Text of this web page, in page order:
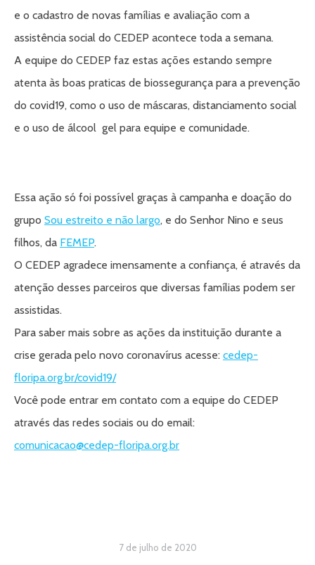
e o cadastro de novas famílias e avaliação com a
assistência social do CEDEP acontece toda a semana.
A equipe do CEDEP faz estas ações estando sempre
atenta às boas praticas de biossegurança para a prevenção
do covid19, como o uso de máscaras, distanciamento social
e o uso de álcool gel para equipe e comunidade.
Essa ação só foi possível graças à campanha e doação do
grupo Sou estreito e não largo, e do Senhor Nino e seus
filhos, da FEMEP.
O CEDEP agradece imensamente a confiança, é através da
atenção desses parceiros que diversas famílias podem ser
assistidas.
Para saber mais sobre as ações da instituição durante a
crise gerada pelo novo coronavírus acesse: cedep-
floripa.org.br/covid19/
Você pode entrar em contato com a equipe do CEDEP
através das redes sociais ou do email:
comunicacao@cedep-floripa.org.br
7 de julho de 2020